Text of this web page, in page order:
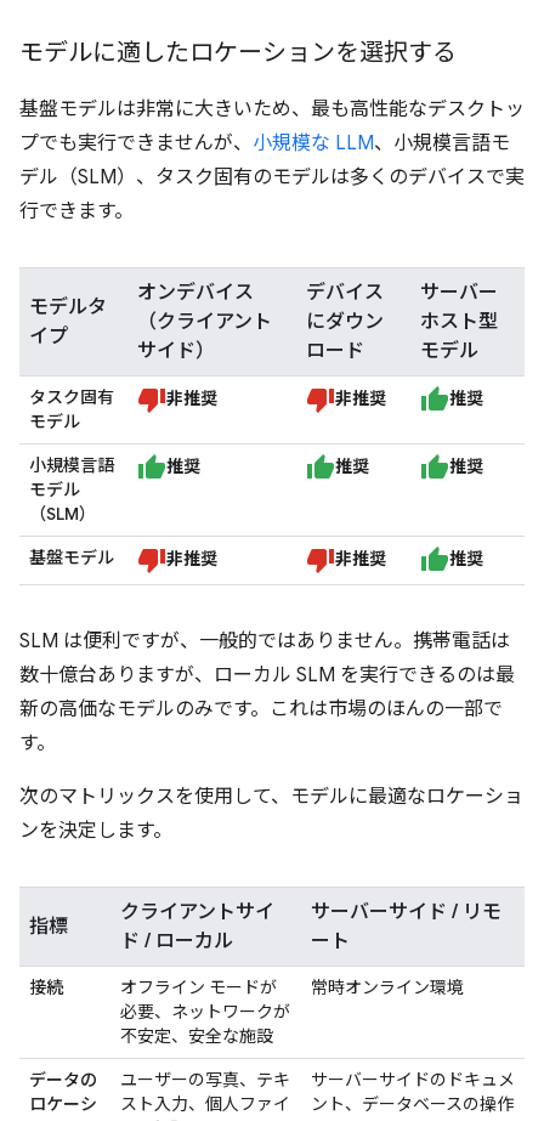
モデルに適したロケーションを選択する
基盤モデルは非常に大きいため、最も高性能なデスクトッ
プでも実行できませんが、 小規模な LLM、小規模言語モ
デル（SLM）、タスク固有のモデルは多くのデバイスで実
行できます。
モデルタ
イプ
オンデバイス
（クライアント
サイド）
デバイス
にダウン
ロード
サーバー
ホスト型
モデル
タスク固有
モデル
非推奨 非推奨 推奨
小規模言語
モデル
（SLM）
推奨 推奨 推奨
基盤モデル 非推奨 非推奨 推奨
SLM は便利ですが、一般的ではありません。携帯電話は
数十億台ありますが、ローカル SLM を実行できるのは最
新の高価なモデルのみです。これは市場のほんの一部で
す。
次のマトリックスを使用して、モデルに最適なロケーショ
ンを決定します。
指標
クライアントサイ
ド / ローカル
サーバーサイド / リモ
ート
接続
オフライン モードが
必要、ネットワークが
不安定、安全な施設
常時オンライン環境
データの
ロケーシ
ユーザーの写真、テキ
スト入力、個人ファイ
サーバーサイドのドキュメ
ント、データベースの操作